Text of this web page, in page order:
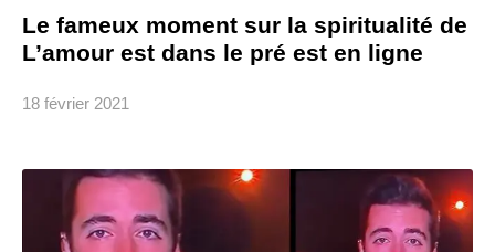
Le fameux moment sur la spiritualité de
L’amour est dans le pré est en ligne
18 février 2021